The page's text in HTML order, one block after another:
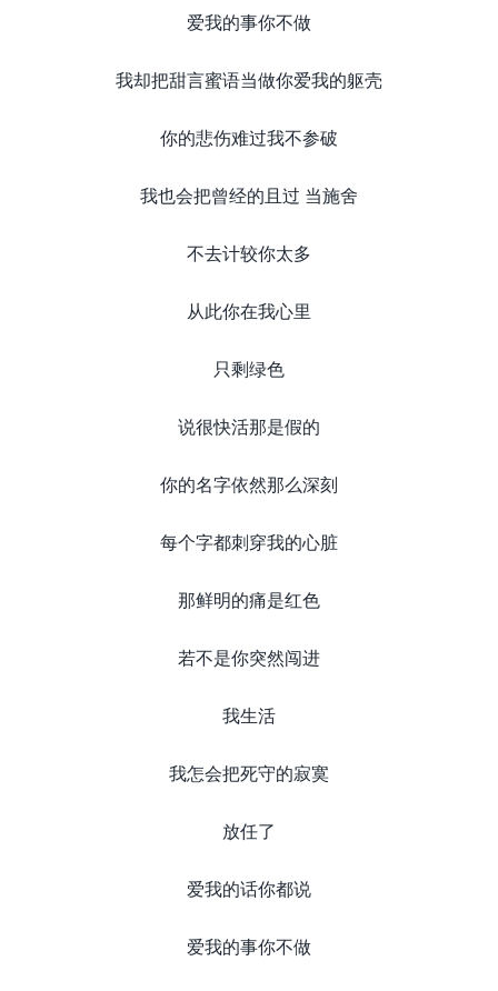
爱我的事你不做
我却把甜言蜜语当做你爱我的躯壳
你的悲伤难过我不参破
我也会把曾经的且过 当施舍
不去计较你太多
从此你在我心里
只剩绿色
说很快活那是假的
你的名字依然那么深刻
每个字都刺穿我的心脏
那鲜明的痛是红色
若不是你突然闯进
我生活
我怎会把死守的寂寞
放任了
爱我的话你都说
爱我的事你不做